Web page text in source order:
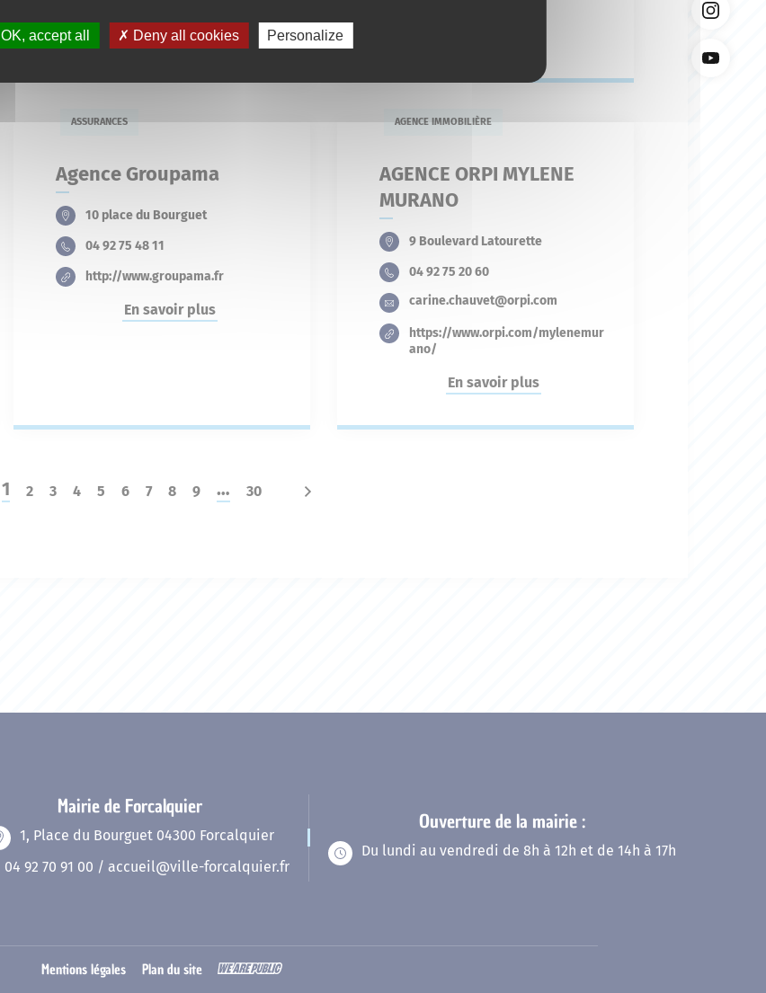
En savoir plus
ASSURANCES
Agence Groupama
10 place du Bourguet
04 92 75 48 11
http://www.groupama.fr
En savoir plus
AGENCE IMMOBILIÈRE
AGENCE ORPI MYLENE
MURANO
9 Boulevard Latourette
04 92 75 20 60
carine.chauvet@orpi.com
https://www.orpi.com/mylenemur
ano/
En savoir plus
1 2 3 4 5 6 7 8 9 … 30
Mairie de Forcalquier
1, Place du Bourguet 04300 Forcalquier
04 92 70 91 00 / accueil@ville-forcalquier.fr
Ouverture de la mairie :
Du lundi au vendredi de 8h à 12h et de 14h à 17h
Mentions légales Plan du site
OK, accept all Deny all cookies Personalize